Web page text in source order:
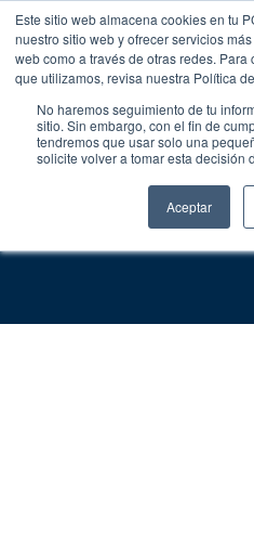
Este sitio web almacena cookies en tu
nuestro sitio web y ofrecer servicios
web como a través de otras redes.
que utilizamos, revisa nuestra Política
No haremos seguimiento de tu
sitio. Sin embargo, con el fin de
tendremos que usar solo una
solicite volver a tomar esta decisión
Aceptar